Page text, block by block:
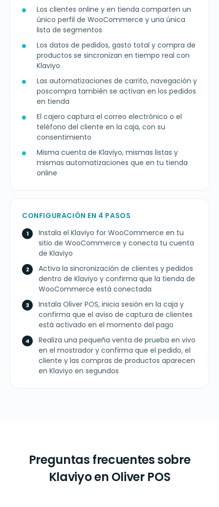
Los clientes online y en tienda comparten un
único perfil de WooCommerce y una única
lista de segmentos
Los datos de pedidos, gasto total y compra de
productos se sincronizan en tiempo real con
Klaviyo
Las automatizaciones de carrito, navegación y
poscompra también se activan en los pedidos
en tienda
El cajero captura el correo electrónico o el
teléfono del cliente en la caja, con su
consentimiento
Misma cuenta de Klaviyo, mismas listas y
mismas automatizaciones que en tu tienda
online
CONFIGURACIÓN EN 4 PASOS
Instala el Klaviyo for WooCommerce en tu
sitio de WooCommerce y conecta tu cuenta
de Klaviyo
Activa la sincronización de clientes y pedidos
dentro de Klaviyo y confirma que la tienda de
WooCommerce está conectada
Instala Oliver POS, inicia sesión en la caja y
confirma que el aviso de captura de clientes
está activado en el momento del pago
Realiza una pequeña venta de prueba en vivo
en el mostrador y confirma que el pedido, el
cliente y las compras de productos aparecen
en Klaviyo en segundos
Preguntas frecuentes sobre
Klaviyo en Oliver POS